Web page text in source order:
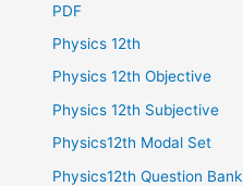
PDF
Physics 12th
Physics 12th Objective
Physics 12th Subjective
Physics12th Modal Set
Physics12th Question Bank